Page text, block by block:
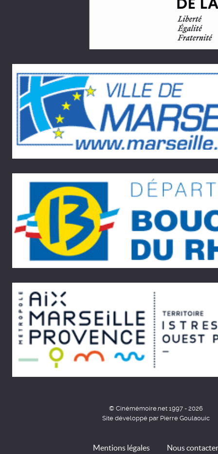
© Cinémémoire.net 1997 - 2026
Site développé par Pierre Goulaouic
Mentions légales Nous contacter